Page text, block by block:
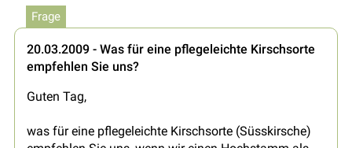
Frage
20.03.2009 - Was für eine pflegeleichte Kirschsorte
empfehlen Sie uns?
Guten Tag,
was für eine pflegeleichte Kirschsorte (Süsskirsche)